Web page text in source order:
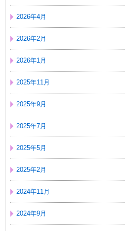
2026年4月
2026年2月
2026年1月
2025年11月
2025年9月
2025年7月
2025年5月
2025年2月
2024年11月
2024年9月